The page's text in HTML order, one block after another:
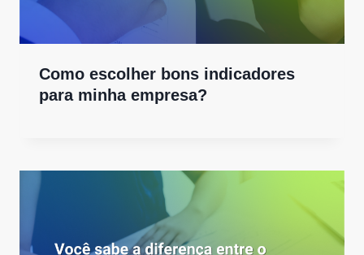
Como escolher bons indicadores
para minha empresa?